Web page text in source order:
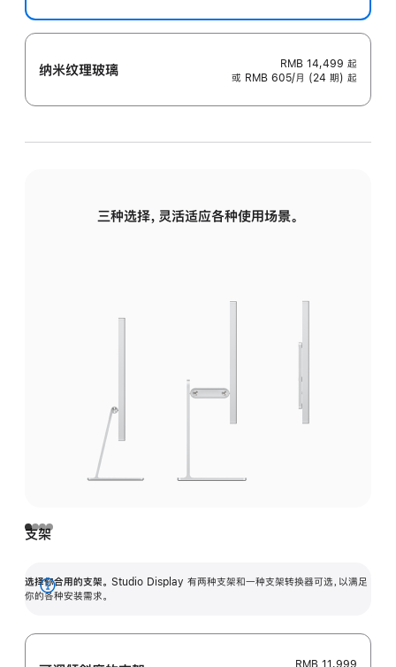
纳米纹理玻璃 RMB 14,499 起
或 RMB 605/月 (24 期) 起
三种选择，灵活适应各种使用场景。
支架
选择你合用的支架。 Studio Display 有两种支架和一种支架转换器可选，以满足
你的各种安装需求。
展
RMB 11,999